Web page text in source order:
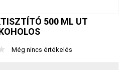
500 ML UT
Még nincs értékelés